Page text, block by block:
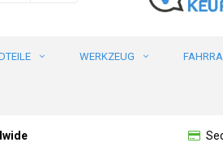
WERKZEUG